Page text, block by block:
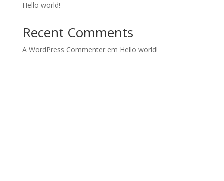
Hello world!
Recent Comments
A WordPress Commenterem Hello world!